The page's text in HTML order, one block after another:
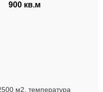
900 кв.м
м2, температура